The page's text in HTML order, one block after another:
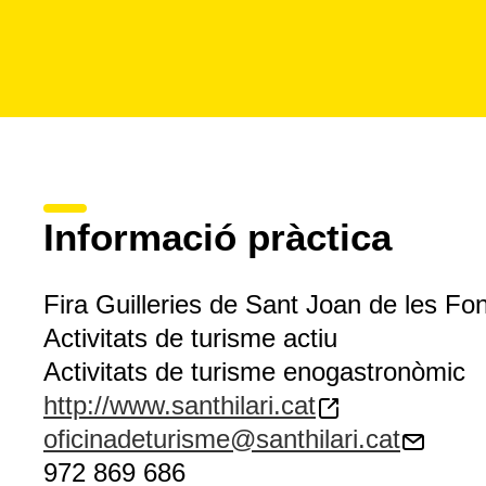
Informació pràctica
Fira Guilleries de Sant Joan de les
Activitats de turisme actiu
Activitats de turisme enogastronòmic
http://www.santhilari.cat
oficinadeturisme@santhilari.cat
972 869 686